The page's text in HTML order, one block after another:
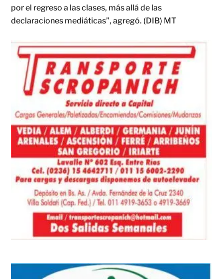
por el regreso a las clases, más allá de las
declaraciones mediáticas”, agregó. (DIB) MT